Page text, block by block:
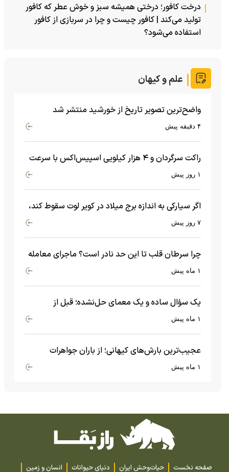
درخت کافور؛ درختی همیشه سبز و خوش عطر که کافور
تولید می‌کند | کافور چیست و چرا در سربازی از کافور
استفاده می‌شود؟
علم و کیهان
واضح‌ترین تصویر تاریخ از خورشید منتشر شد
۴ دقیقه پیش
راکت سرگردان و ۴ هزار کیلویی اسپیس‌اکس با سرعت
هشت هزار و ۶۹۰ کیلومتر در ساعت به ماه برخورد کرد۱ روز پیش
اگر سیارکی به اندازه برج میلاد در کویر لوت سقوط کند،
چه اتفاقی می‌افتد؟
۷ روز پیش
چرا سرطان قلب تا این حد نادر است؟ ماجرای معامله
عجیبی که در بدن اتفاق می‌افتد!۱ ماه پیش
یک سؤال ساده و یک معمای حل‌نشده؛ قبل از
بیگ‌بنگ و آغاز جهان چه چیزی وجود داشت؟۱ ماه پیش
عجیب‌ترین بارش‌های کیهانی؛ از باران جواهرات
گران‌قیمت تا بارش آهن و شیشه۱ ماه پیش
صفحه نخست حیات‌وحش ایران دنیای حیوانات انسان و زمین